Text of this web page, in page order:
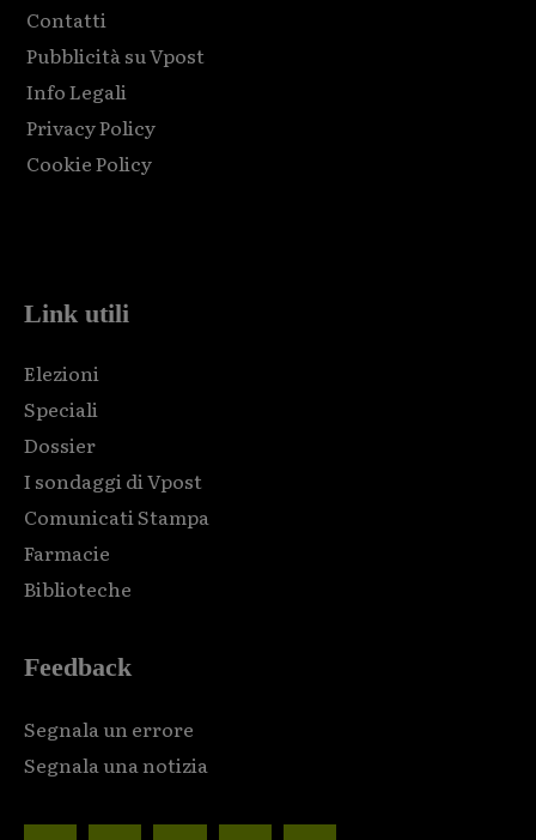
Contatti
Pubblicità su Vpost
Info Legali
Privacy Policy
Cookie Policy
Link utili
Elezioni
Speciali
Dossier
I sondaggi di Vpost
Comunicati Stampa
Farmacie
Biblioteche
Feedback
Segnala un errore
Segnala una notizia